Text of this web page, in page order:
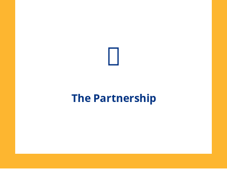
The Partnership